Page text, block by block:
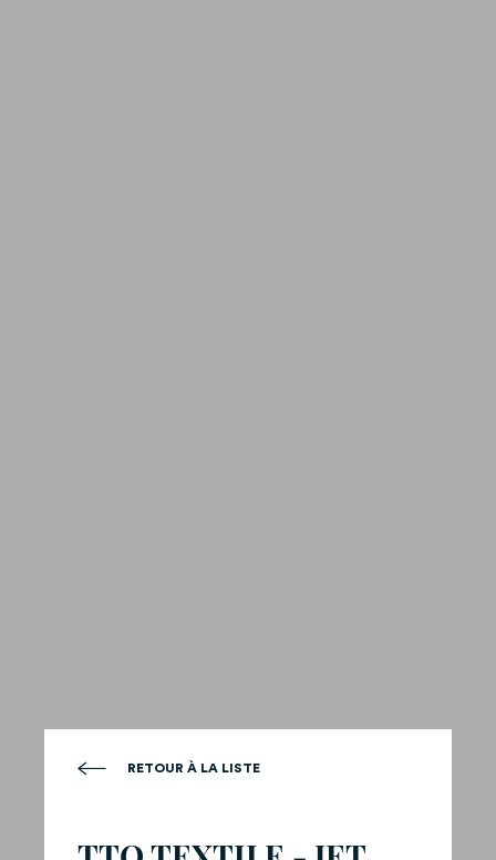
RETOUR À LA LISTE